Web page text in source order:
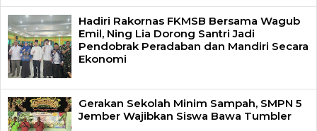
Hadiri Rakornas FKMSB Bersama Wagub
Emil, Ning Lia Dorong Santri Jadi
Pendobrak Peradaban dan Mandiri Secara
Ekonomi
Gerakan Sekolah Minim Sampah, SMPN 5
Jember Wajibkan Siswa Bawa Tumbler